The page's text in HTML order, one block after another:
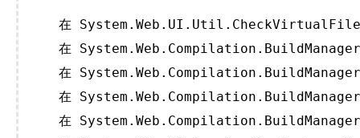
在
在
在
在
在